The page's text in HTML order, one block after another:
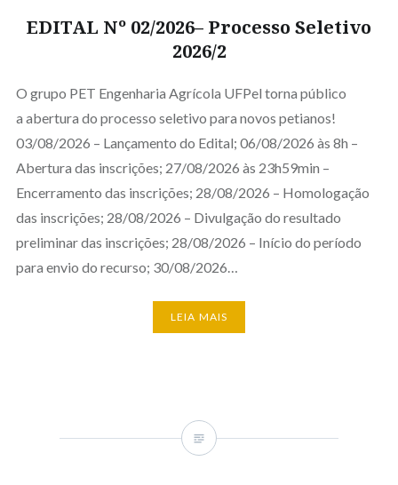
EDITAL Nº 02/2026– Processo Seletivo
2026/2
O grupo PET Engenharia Agrícola UFPel torna público
a abertura do processo seletivo para novos petianos!
03/08/2026 – Lançamento do Edital; 06/08/2026 às 8h –
Abertura das inscrições; 27/08/2026 às 23h59min –
Encerramento das inscrições; 28/08/2026 – Homologação
das inscrições; 28/08/2026 – Divulgação do resultado
preliminar das inscrições; 28/08/2026 – Início do período
para envio do recurso; 30/08/2026…
LEIA MAIS